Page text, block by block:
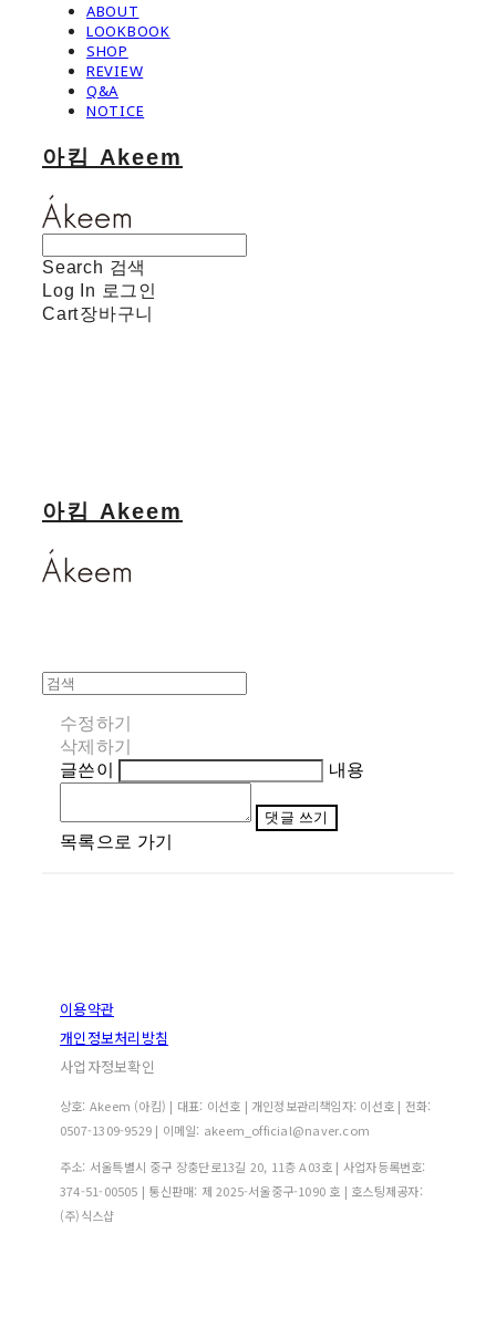
ABOUT
LOOKBOOK
SHOP
REVIEW
Q&A
NOTICE
아킴 Akeem
Search 검색
Log In 로그인
Cart장바구니
아킴 Akeem
수정하기
삭제하기
글쓴이
내용
댓글 쓰기
목록으로 가기
이용약관
개인정보처리방침
사업자정보확인
상호: Akeem (아킴) | 대표: 이선호 | 개인정보관리책임자: 이선호 | 전화:
0507-1309-9529 | 이메일: akeem_official@naver.com
주소: 서울특별시 중구 장충단로13길 20, 11층 A03호 | 사업자등록번호:
374-51-00505 | 통신판매: 제 2025-서울중구-1090 호 | 호스팅제공자:
(주)식스샵